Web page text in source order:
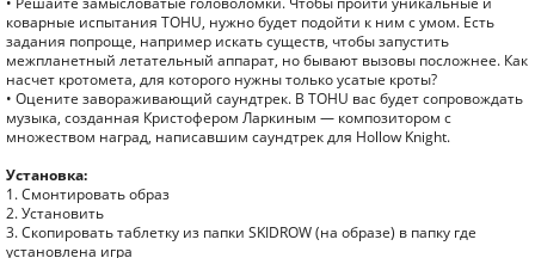
коварные испытания TOHU, нужно будет подойти к ним с умом. Есть
задания попроще, например искать существ, чтобы запустить
межпланетный летательный аппарат, но бывают вызовы посложнее. Как
насчет кротомета, для которого нужны только усатые кроты?
• Оцените завораживающий саундтрек. В TOHU вас будет сопровождать
музыка, созданная Кристофером Ларкиным — композитором с
множеством наград, написавшим саундтрек для Hollow Knight.
Установка:
1. Смонтировать образ
2. Установить
3. Скопировать таблетку из папки SKIDROW (на образе) в папку где
установлена игра